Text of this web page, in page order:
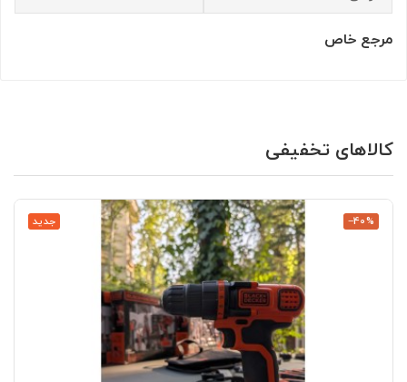
مرجع خاص
کالاهای تخفیفی
جدید ‎−40%